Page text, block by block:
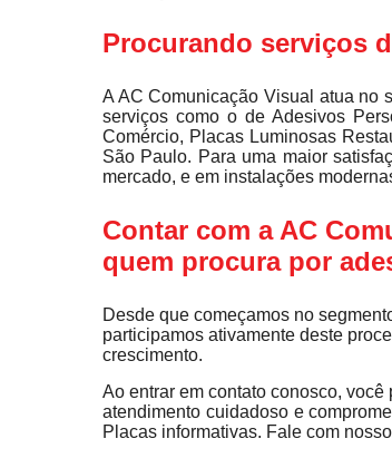
Procurando serviços
A AC Comunicação Visual atua no
serviços como o de Adesivos
Comércio, Placas Luminosas
São Paulo. Para uma maior
mercado, e em instalações
Contar com a AC
quem procura por
Desde que começamos no
participamos ativamente deste
crescimento.
Ao entrar em contato conosco,
atendimento cuidadoso e
Placas informativas. Fale com